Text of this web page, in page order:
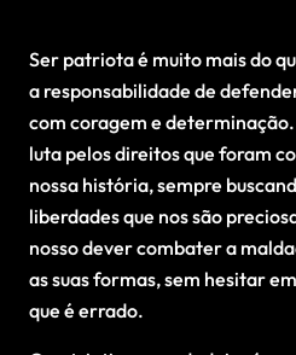
Ser patriota é muito mais do
a responsabilidade de
com coragem e
luta pelos direitos que foram
nossa história, sempre
liberdades que nos são
nosso dever combater a
as suas formas, sem hesitar
que é errado.